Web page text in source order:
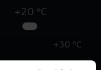
+20 °C
+30 °C